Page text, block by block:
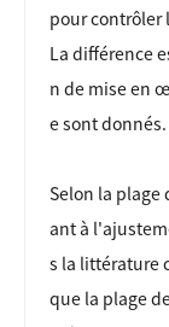
pour contrôler
La différence
n de mise en
e sont donnés.
Selon la plage
ant à
s la littérature
que la plage